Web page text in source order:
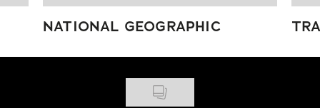
NATIONAL GEOGRAPHIC